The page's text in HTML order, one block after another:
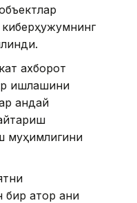
ахборот
ишлашини
қандай
муҳимлигини
қатор аниқ